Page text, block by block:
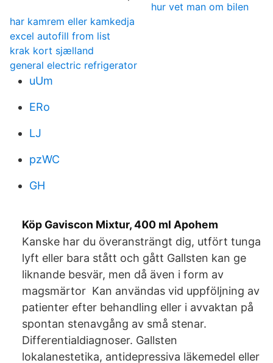
hur vet man om bilen
har kamrem eller kamkedja
excel autofill from list
krak kort sjælland
general electric refrigerator
uUm
ERo
LJ
pzWC
GH
Köp Gaviscon Mixtur, 400 ml Apohem
Kanske har du överansträngt dig, utfört tunga
lyft eller bara stått och gått Gallsten kan ge
liknande besvär, men då även i form av
magsmärtor Kan användas vid uppföljning av
patienter efter behandling eller i avvaktan på
spontan stenavgång av små stenar.
Differentialdiagnoser. Gallsten
lokalanestetika, antidepressiva läkemedel eller